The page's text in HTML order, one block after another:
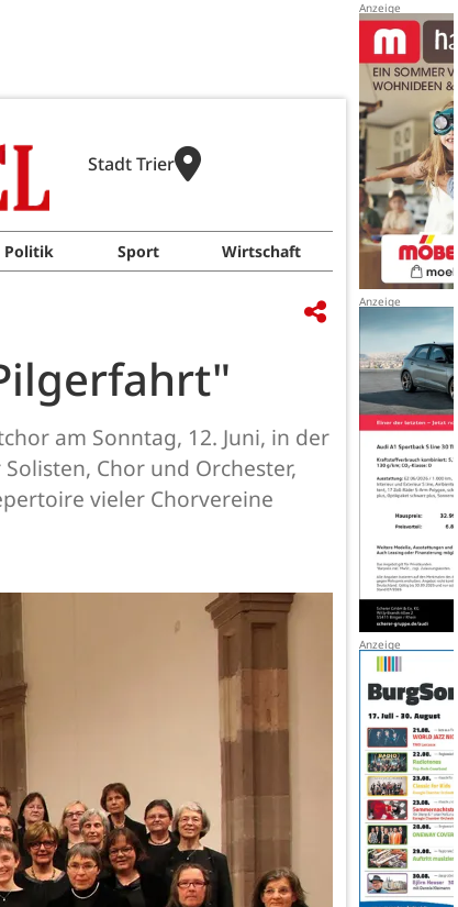
Stadt Trier
Politik Sport Wirtschaft
am Sonntag, 12. Juni, in der
Chor und Orchester,
vieler Chorvereine